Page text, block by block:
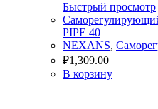
Быстрый просмотр
PIPE 40
NEXANS,
₽1,309.00
В корзину